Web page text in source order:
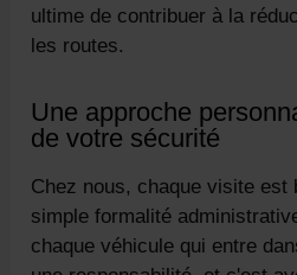
ultime de contribuer à la
les routes.
Une approche
de votre sécurité
Chez nous, chaque visite est
simple formalité
chaque véhicule qui entre